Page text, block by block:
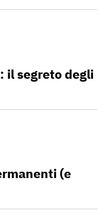
il segreto degli
(e